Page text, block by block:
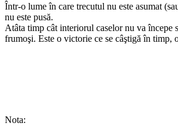
Într-o lume în care trecutul nu este asumat
nu este pusă.
Atâta timp cât interiorul caselor nu va începe
frumoşi. Este o victorie ce se câştigă în timp,
Nota: